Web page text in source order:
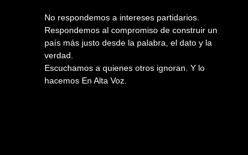
No respondemos a intereses partidarios.
Respondemos al compromiso de construir un
país más justo desde la palabra, el dato y la
verdad.
Escuchamos a quienes otros ignoran. Y lo
hacemos En Alta Voz.